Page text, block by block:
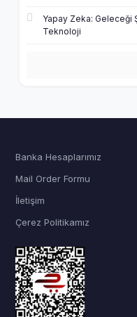
Yapay Zeka: Geleceği
Teknoloji
Banka Hesaplarımız
Mail Order Formu
İletişim
Çerez Politikamız